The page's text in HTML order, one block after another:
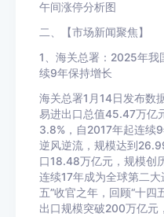
午间涨停分析图
二、【市场新闻聚焦】
1、海关总署：2025年
续9年保持增长
海关总署1月14日发布数
易进出口总值45.47万亿
3.8%，自2017年起连续
逆风逆流，规模达到
口18.48万亿元，规模创
连续17年成为全球第二
五”收官之年，回顾“十四
出口规模突破200万亿元